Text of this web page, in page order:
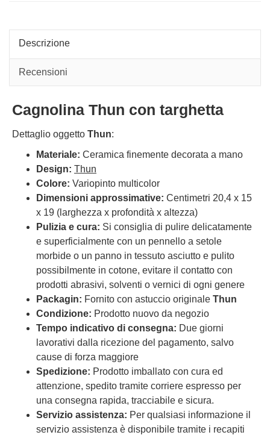
Descrizione
Recensioni
Cagnolina Thun con targhetta
Dettaglio oggetto Thun:
Materiale: Ceramica finemente decorata a mano
Design: Thun
Colore: Variopinto multicolor
Dimensioni approssimative: Centimetri 20,4 x 15
x 19 (larghezza x profondità x altezza)
Pulizia e cura: Si consiglia di pulire delicatamente
e superficialmente con un pennello a setole
morbide o un panno in tessuto asciutto e pulito
possibilmente in cotone, evitare il contatto con
prodotti abrasivi, solventi o vernici di ogni genere
Packagin: Fornito con astuccio originale Thun
Condizione: Prodotto nuovo da negozio
Tempo indicativo di consegna: Due giorni
lavorativi dalla ricezione del pagamento, salvo
cause di forza maggiore
Spedizione: Prodotto imballato con cura ed
attenzione, spedito tramite corriere espresso per
una consegna rapida, tracciabile e sicura.
Servizio assistenza: Per qualsiasi informazione il
servizio assistenza è disponibile tramite i recapiti